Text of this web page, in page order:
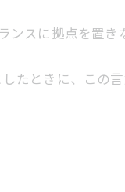
スに拠点を置
ときに、この